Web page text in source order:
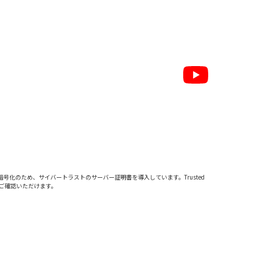
号化のため、サイバートラストのサーバー証明書を導入しています。Trusted
認いただけます。